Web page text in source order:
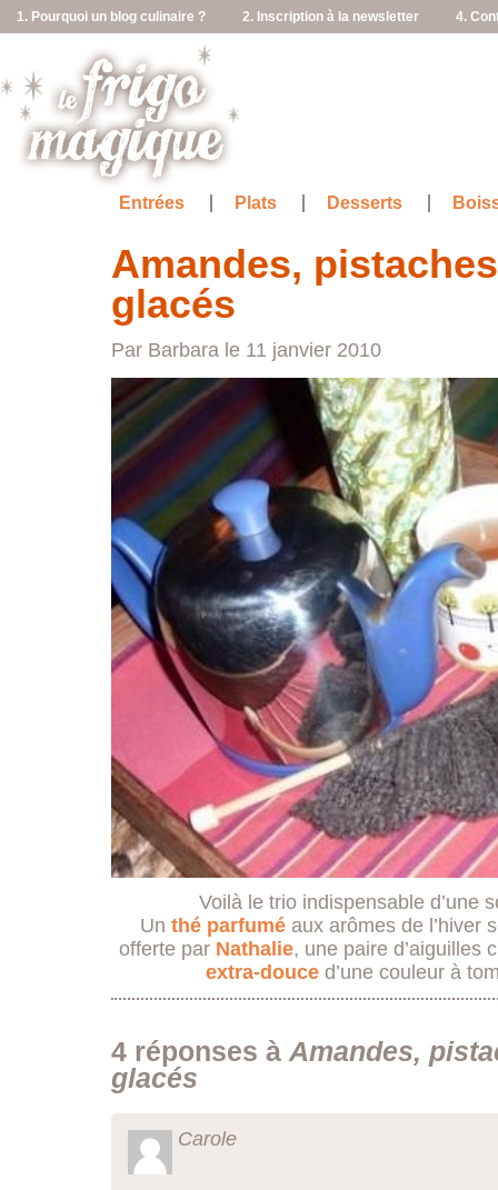
1. Pourquoi un blog culinaire ? 2. Inscription à la newsletter 4.
Entrées Plats Desserts
Amandes,
glacés
Par Barbara le 11 janvier 2010
Voilà le trio indispensable d’une
Un thé parfuméaux arômes de l’hiver
offerte par Nathalie, une paire d’aiguilles
extra-douced’une couleur à
4 réponses à Amandes,
glacés
Carole